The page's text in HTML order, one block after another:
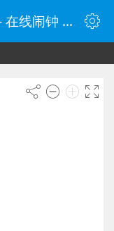
6:36闹钟 - 闹钟网 - 闹表网 - 在线闹钟 - 时钟网